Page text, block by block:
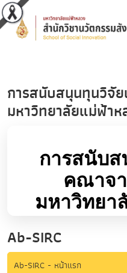
การสนับสนุนทุนวิจั
มหาวิทยาลัยแม่ฟ้าห
Ab-SIRC
Ab-SIRC - หน้าแรก